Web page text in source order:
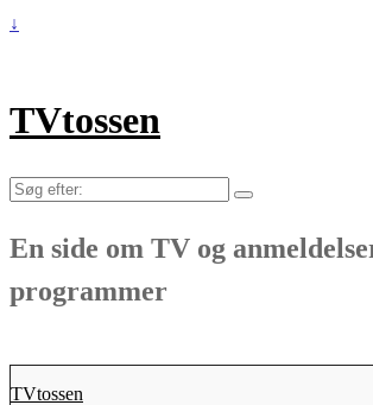
↓
TVtossen
Søg
En side om TV og
programmer
TVtossen